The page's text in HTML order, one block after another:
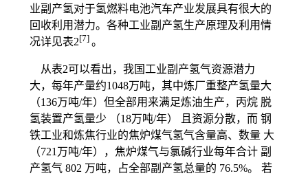
业副产氢对于氢燃料电池汽车产业发展具有很大的
回收利用潜力。各种工业副产氢生产原理及利用情
况详见表2[7] 。
从表2可以看出，我国工业副产氢气资源潜力
大，每年产量约1048万吨，其中炼厂重整产氢量大
（136万吨/年）但全部用来满足炼油生产，丙烷 脱
氢装置产氢量少 （18万吨/年） 且资源分散，而 钢
铁工业和炼焦行业的焦炉煤气氢气含量高、数量 大
（721万吨/年），焦炉煤气与氯碱行业每年合计 副
产氢气 802 万吨，占全部副产氢总量的 76.5%。 若